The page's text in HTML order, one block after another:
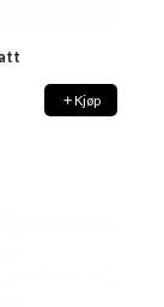
Kjøp